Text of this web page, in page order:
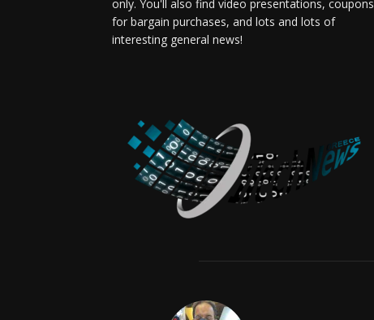
only. You'll also find video presentations, coupons
for bargain purchases, and lots and lots of
interesting general news!